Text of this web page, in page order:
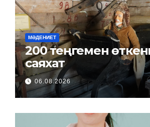
МӘДЕНИЕТ
200 теңгемен өткенге
саяхат
06.08.2026